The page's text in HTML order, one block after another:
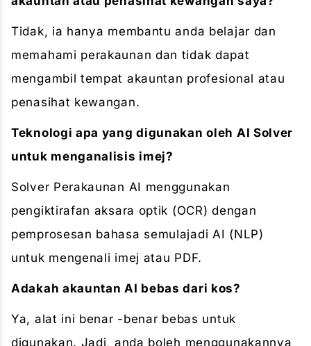
Tidak, ia hanya membantu anda belajar dan
memahami perakaunan dan tidak dapat
mengambil tempat akauntan profesional atau
penasihat kewangan.
Teknologi apa yang digunakan oleh AI Solver
untuk menganalisis imej?
Solver Perakaunan AI menggunakan
pengiktirafan aksara optik (OCR) dengan
pemprosesan bahasa semulajadi AI (NLP)
untuk mengenali imej atau PDF.
Adakah akauntan AI bebas dari kos?
Ya, alat ini benar -benar bebas untuk
digunakan. Jadi, anda boleh menggunakannya